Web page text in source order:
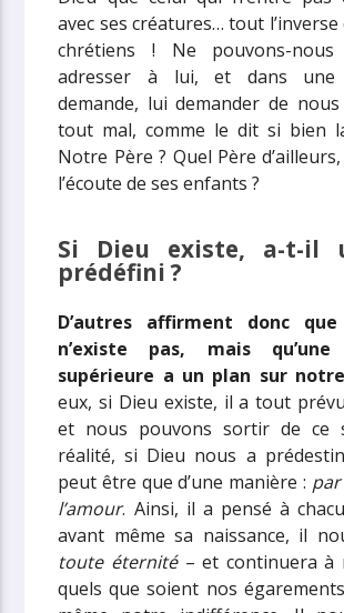
avec ses créatures… tout l’inverse
chrétiens ! Ne pouvons-
adresser à lui, et dans
demande, lui demander de
tout mal, comme le dit si bien
Notre Père ? Quel Père
l’écoute de ses enfants ?
Si Dieu existe, a-t-il
prédéfini ?
D’autres affirment donc
n’existe pas, mais qu’une
supérieure a un plan sur
eux, si Dieu existe, il a tout prévu
et nous pouvons sortir de ce
réalité, si Dieu nous a
peut être que d’une manière :
l’amour. Ainsi, il a pensé à
avant même sa naissance, il
toute éternité– et continuera à
quels que soient nos